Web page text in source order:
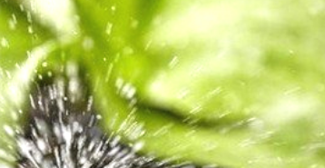
نادي
وفاق
سطيف
يضم
المدافع
شمس